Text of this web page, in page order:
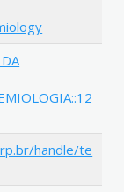
handle/te